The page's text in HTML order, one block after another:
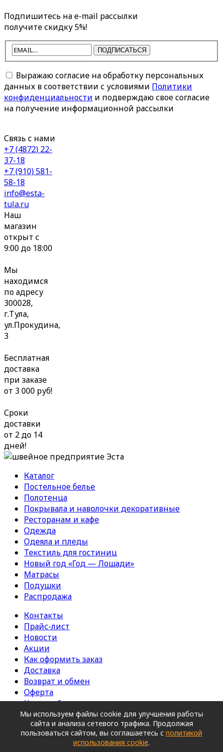
Подпишитесь на e-mail рассылки
получите скидку 5%!
ПОДПИСАТЬСЯ
Выражаю согласие на обработку персональных
данных в соответствии с условиями Политики
конфиденциальности и подверждаю свое согласие
на получение информационной рассылки
Связь с нами
+7 (4872) 22-
37-18
+7 (910) 581-
58-18
info@esta-
tula.ru
Наш
магазин
открыт с
9:00 до 18:00
Мы
находимся
по адресу
300028,
г.Тула,
ул.Прокудина,
3
Бесплатная
доставка
при заказе
от 3 000 руб!
Сроки
доставки
от 2 до 14
дней!
Каталог
Постельное белье
Полотенца
Покрывала и наволочки декоративные
Ресторанам и кафе
Одежда
Одеяла и пледы
Текстиль для гостиниц
Новый год «Год — Лошади»
Матрасы
Подушки
Распродажа
Контакты
Прайс-лист
Новости
Акции
Как оформить заказ
Доставка
Возврат и обмен
Оферта
Карта сайта
Copyright © 2026. ШВЕЙНОЕ ПРЕДПРИЯТИЕ ООО
«ЭСТА».|Политика конфиденциальности|
Продвижение сайта IQ-MAXIMA
Мы используем файлы cookie для улучшения работы
сайта и анализа сетевого трафика. Продолжая
пользоваться сайтом, вы соглашаетесь с политикой
использования cookie.